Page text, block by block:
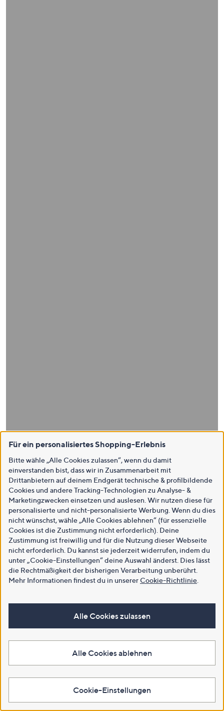
Für ein personalisiertes Shopping-Erlebnis
Bitte wähle „Alle Cookies zulassen“, wenn du damit
einverstanden bist, dass wir in Zusammenarbeit mit
Drittanbietern auf deinem Endgerät technische & profilbildende
Cookies und andere Tracking-Technologien zu Analyse- &
Marketingzwecken einsetzen und auslesen. Wir nutzen diese für
personalisierte und nicht-personalisierte Werbung. Wenn du dies
nicht wünschst, wähle „Alle Cookies ablehnen“ (für essenzielle
Cookies ist die Zustimmung nicht erforderlich). Deine
Zustimmung ist freiwillig und für die Nutzung dieser Webseite
nicht erforderlich. Du kannst sie jederzeit widerrufen, indem du
unter „Cookie-Einstellungen“ deine Auswahl änderst. Dies lässt
die Rechtmäßigkeit der bisherigen Verarbeitung unberührt.
Mehr Informationen findest du in unsererCookie-Richtlinie
Alle Cookies zulassen
Alle Cookies ablehnen
Cookie-Einstellungen